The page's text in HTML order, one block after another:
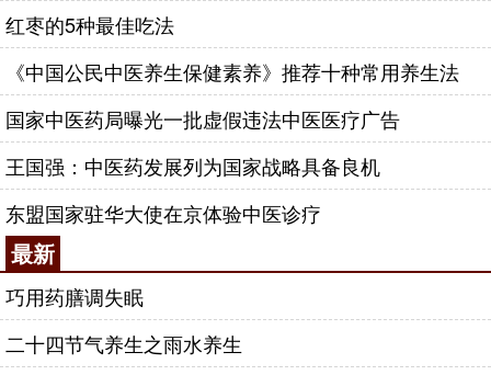
红枣的5种最佳吃法
《中国公民中医养生保健素养》推荐十种常用养生法
国家中医药局曝光一批虚假违法中医医疗广告
王国强：中医药发展列为国家战略具备良机
东盟国家驻华大使在京体验中医诊疗
最新
巧用药膳调失眠
二十四节气养生之雨水养生